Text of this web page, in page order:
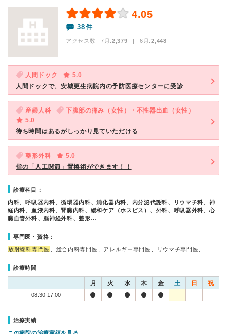
4.05
38件
アクセス数 7月:2,379 | 6月:2,448
人間ドック
5.0
人間ドックで、安城更生病院内の予防医療センターに受診
産婦人科
下腹部の痛み（女性）・不性器出血（女性）
5.0
待ち時間はあるがしっかり見ていただける
整形外科
5.0
指の「人工関節」置換術ができます！！
診療科目：
内科、呼吸器内科、循環器内科、消化器内科、内分泌代謝科、リウマチ科、神
経内科、血液内科、腎臓内科、緩和ケア（ホスピス）、外科、呼吸器外科、心
臓血管外科、脳神経外科、整形…
専門医・資格：
放射線科専門医 、総合内科専門医、アレルギー専門医、リウマチ専門医、…
診療時間
月 火 水 木 金 土 日 祝
08:30-17:00
治療実績